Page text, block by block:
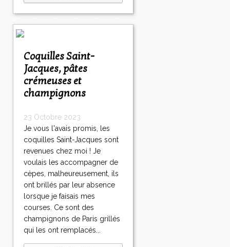
Coquilles Saint-
Jacques, pâtes
crémeuses et
champignons
23 Octobre 2023
Je vous l'avais promis, les
coquilles Saint-Jacques sont
revenues chez moi ! Je
voulais les accompagner de
cèpes, malheureusement, ils
ont brillés par leur absence
lorsque je faisais mes
courses. Ce sont des
champignons de Paris grillés
qui les ont remplacés...